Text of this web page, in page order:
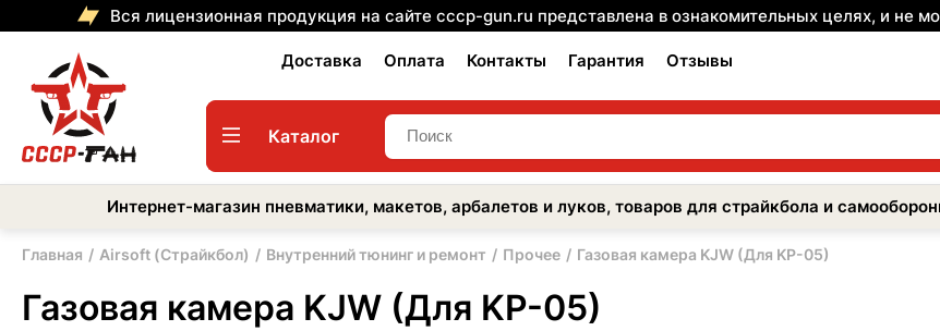
Вся лицензионная продукция на сайте cccp-gun.ru представлена в ознакомительных целях, и не
Доставка Оплата Контакты Гарантия Отзывы
Каталог
Интернет-магазин пневматики, макетов, арбалетов и луков, товаров для страйкбола и
Главная Airsoft (Страйкбол) Внутренний тюнинг и ремонт Прочее Газовая камера KJW (Для KP-05)
Газовая камера KJW (Для KP-05)